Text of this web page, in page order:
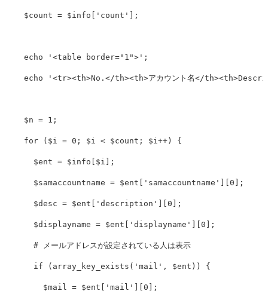
$count = $info 'count' ];
echo '<table border="1">' ;
echo '<tr><th>No.</th><th>アカウント名</
$n = 1 ;
for ( $i = 0 ; $i < $count ; $i++ ) {
$ent = $info $i ];
$samaccountname = $ent 'samaccountname' 0 ];
$desc = $ent 'description' 0 ];
$displayname = $ent 'displayname' 0 ];
# メールアドレスが設定されている人は表示
if ( array_key_exists ( 'mail' , $ent )) {
$mail = $ent 'mail' 0 ];